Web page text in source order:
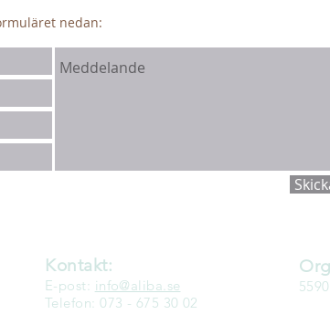
nedan:
Kontakt:
E-post: info@aliba.se
Telefon: 073 - 675 30 02